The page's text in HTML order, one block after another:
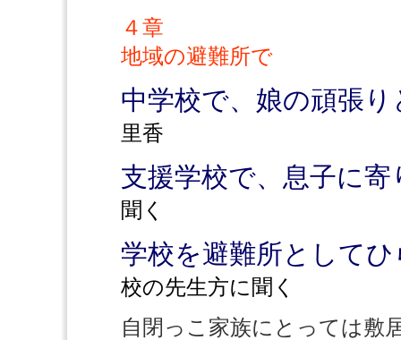
４章
地域の避難所で
中学校で、娘の頑張
里香
支援学校で、息子に
聞く
学校を避難所として
校の先生方に聞く
自閉っこ家族にとっては